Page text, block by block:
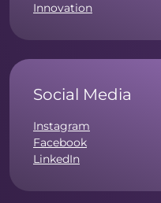
Innovation
Social Media
Instagram
Facebook
LinkedIn